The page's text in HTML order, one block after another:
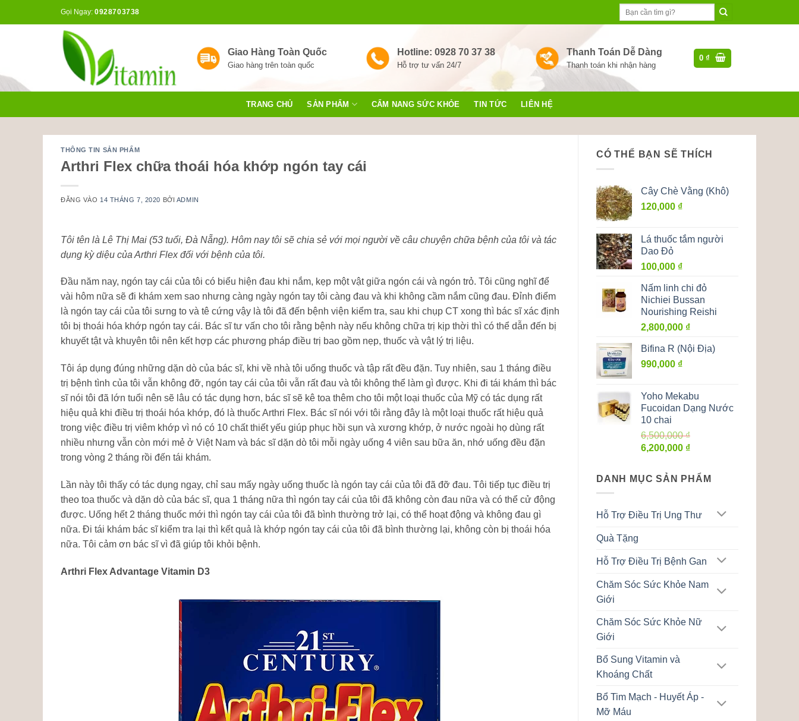
Gọi Ngay: 0928703738
kiếm:
Giao Hàng Toàn Quốc
Giao hàng trên toàn quốc
Hotline: 0928 70 37 38
Hỗ trợ tư vấn 24/7
Thanh Toán Dễ Dàng
Thanh toán khi nhận hàng
0₫
TRANG CHỦ SẢN PHẨM CẨM NANG SỨC KHỎE TIN TỨC LIÊN HỆ
THÔNG TIN SẢN PHẨM
Arthri Flex chữa thoái hóa khớp ngón tay cái
ĐĂNG VÀO 14 THÁNG 7, 2020 BỞI ADMIN
Tôi tên là Lê Thị Mai (53 tuổi, Đà Nẵng). Hôm nay tôi sẽ chia sẻ với mọi người về câu chuyện chữa bệnh của tôi và tác
dụng kỳ diệu của Arthri Flex đối với bệnh của tôi.
Đầu năm nay, ngón tay cái của tôi có biểu hiện đau khi nắm, kẹp một vật giữa ngón cái và ngón trỏ. Tôi cũng nghĩ để
vài hôm nữa sẽ đi khám xem sao nhưng càng ngày ngón tay tôi càng đau và khi không cầm nắm cũng đau. Đỉnh điểm
là ngón tay cái của tôi sưng to và tê cứng vậy là tôi đã đến bệnh viện kiểm tra, sau khi chụp CT xong thì bác sĩ xác định
tôi bị thoái hóa khớp ngón tay cái. Bác sĩ tư vấn cho tôi rằng bệnh này nếu không chữa trị kịp thời thì có thể dẫn đến bị
khuyết tật và khuyên tôi nên kết hợp các phương pháp điều trị bao gồm nẹp, thuốc và vật lý trị liệu.
Tôi áp dụng đúng những dặn dò của bác sĩ, khi về nhà tôi uống thuốc và tập rất đều đặn. Tuy nhiên, sau 1 tháng điều
trị bệnh tình của tôi vẫn không đỡ, ngón tay cái của tôi vẫn rất đau và tôi không thể làm gì được. Khi đi tái khám thì bác
sĩ nói tôi đã lớn tuổi nên sẽ lâu có tác dụng hơn, bác sĩ sẽ kê toa thêm cho tôi một loại thuốc của Mỹ có tác dụng rất
hiệu quả khi điều trị thoái hóa khớp, đó là thuốc Arthri Flex. Bác sĩ nói với tôi rằng đây là một loại thuốc rất hiệu quả
trong việc điều trị viêm khớp vì nó có 10 chất thiết yếu giúp phục hồi sụn và xương khớp, ở nước ngoài họ dùng rất
nhiều nhưng vẫn còn mới mẻ ở Việt Nam và bác sĩ dặn dò tôi mỗi ngày uống 4 viên sau bữa ăn, nhớ uống đều đặn
trong vòng 2 tháng rồi đến tái khám.
Lần này tôi thấy có tác dụng ngay, chỉ sau mấy ngày uống thuốc là ngón tay cái của tôi đã đỡ đau. Tôi tiếp tục điều trị
theo toa thuốc và dặn dò của bác sĩ, qua 1 tháng nữa thì ngón tay cái của tôi đã không còn đau nữa và có thể cử động
được. Uống hết 2 tháng thuốc mới thì ngón tay cái của tôi đã bình thường trở lại, có thể hoạt động và không đau gì
nữa. Đi tái khám bác sĩ kiểm tra lại thì kết quả là khớp ngón tay cái của tôi đã bình thường lại, không còn bị thoái hóa
nữa. Tôi cảm ơn bác sĩ vì đã giúp tôi khỏi bệnh.
Arthri Flex Advantage Vitamin D3
CÓ THỂ BẠN SẼ THÍCH
Cây Chè Vằng (Khô)
120,000 ₫
Lá thuốc tắm người
Dao Đỏ
100,000 ₫
Nấm linh chi đỏ
Nichiei Bussan
Nourishing Reishi
2,800,000 ₫
Bifina R (Nội Địa)
990,000 ₫
Yoho Mekabu
Fucoidan Dạng Nước
10 chai
6,500,000₫
Giá
6,500,000 ₫.
6,200,000 ₫Giá
tại
là:
DANH MỤC SẢN PHẨM
Hỗ Trợ Điều Trị Ung Thư
Quà Tặng
Hỗ Trợ Điều Trị Bệnh Gan
Chăm Sóc Sức Khỏe Nam
Giới
Chăm Sóc Sức Khỏe Nữ
Giới
Bổ Sung Vitamin và
Khoáng Chất
Bổ Tim Mạch - Huyết Áp -
Mỡ Máu